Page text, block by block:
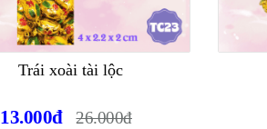
Trái xoài tài lộc
13.000đ 26.000đ